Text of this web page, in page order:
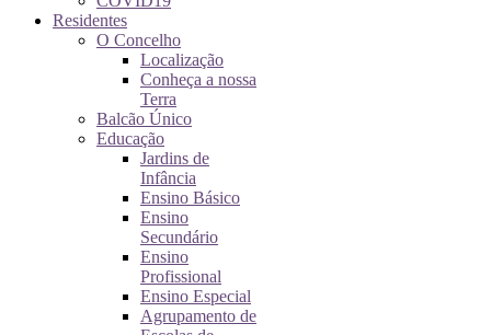
Residentes
O Concelho
Localização
Conheça a nossa
Terra
Balcão Único
Educação
Jardins de
Infância
Ensino Básico
Ensino
Secundário
Ensino
Profissional
Ensino Especial
Agrupamento de